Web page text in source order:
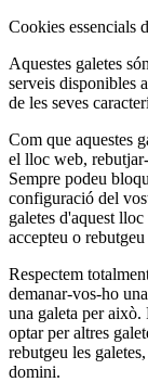
Cookies essencials
Aquestes galetes
serveis disponibles
de les seves
Com que aquestes
el lloc web,
Sempre podeu
configuració del
galetes d'aquest
accepteu o
Respectem
demanar-vos-ho
una galeta per això.
optar per altres
rebutgeu les
domini.